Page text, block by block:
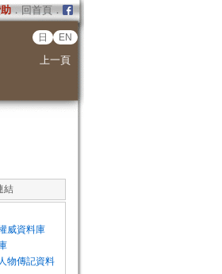
．回首頁．
日 EN
上一頁
結
威資料庫
物傳記資料